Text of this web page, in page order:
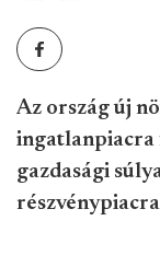
Az ország új
ingatlanpiacra
gazdasági